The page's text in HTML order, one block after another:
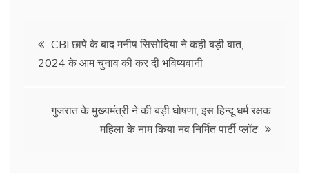
Post
navigation
CBI छापे के बाद मनीष सिसोदिया ने कही बड़ी बात,
2024 के आम चुनाव की कर दी भविष्यवानी
गुजरात के मुख्यमंत्री ने की बड़ी घोषणा, इस हिन्दू धर्म रक्षक
महिला के नाम किया नव निर्मित पार्टी प्लॉट